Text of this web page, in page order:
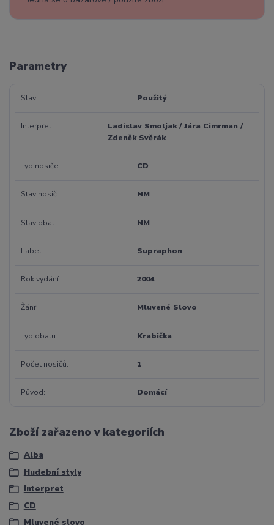
Parametry
Stav Použitý
Interpret
Ladislav Smoljak / Jára Cimrman /
Zdeněk Svěrák
Typ nosiče CD
Stav nosič NM
Stav obal NM
Label Supraphon
Rok vydání 2004
Žánr Mluvené Slovo
Typ obalu Krabička
Počet nosičů 1
Původ Domácí
Zboží zařazeno v kategoriích
Alba
Hudební styly
Interpret
CD
Mluvené slovo